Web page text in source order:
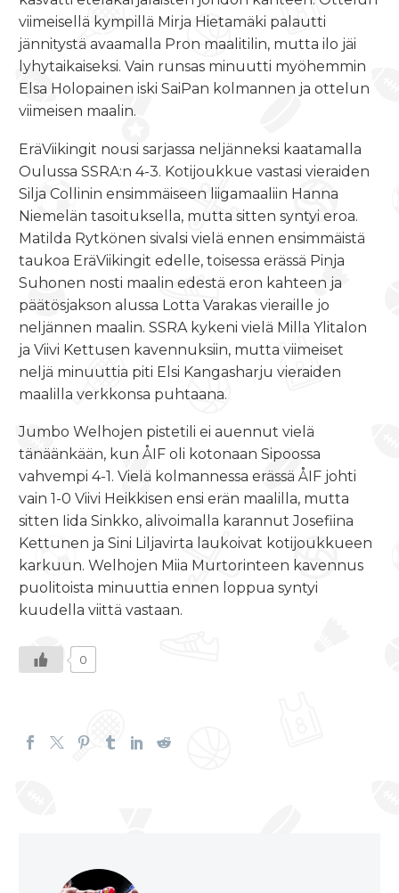
viimeisellä kympillä Mirja Hietamäki palautti
jännitystä avaamalla Pron maalitilin, mutta ilo jäi
lyhytaikaiseksi. Vain runsas minuutti myöhemmin
Elsa Holopainen iski SaiPan kolmannen ja ottelun
viimeisen maalin.
EräViikingit nousi sarjassa neljänneksi kaatamalla
Oulussa SSRA:n 4-3. Kotijoukkue vastasi vieraiden
Silja Collinin ensimmäiseen liigamaaliin Hanna
Niemelän tasoituksella, mutta sitten syntyi eroa.
Matilda Rytkönen sivalsi vielä ennen ensimmäistä
taukoa EräViikingit edelle, toisessa erässä Pinja
Suhonen nosti maalin edestä eron kahteen ja
päätösjakson alussa Lotta Varakas vieraille jo
neljännen maalin. SSRA kykeni vielä Milla Ylitalon
ja Viivi Kettusen kavennuksiin, mutta viimeiset
neljä minuuttia piti Elsi Kangasharju vieraiden
maalilla verkkonsa puhtaana.
Jumbo Welhojen pistetili ei auennut vielä
tänäänkään, kun ÅIF oli kotonaan Sipoossa
vahvempi 4-1. Vielä kolmannessa erässä ÅIF johti
vain 1-0 Viivi Heikkisen ensi erän maalilla, mutta
sitten Iida Sinkko, alivoimalla karannut Josefiina
Kettunen ja Sini Liljavirta laukoivat kotijoukkueen
karkuun. Welhojen Miia Murtorinteen kavennus
puolitoista minuuttia ennen loppua syntyi
kuudella viittä vastaan.
0